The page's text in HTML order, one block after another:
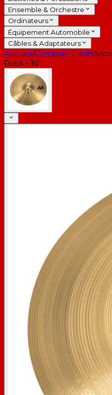
Ensemble & Orchestre
Ordinateurs
Équipement Automobile
Câbles & Adaptateurs
Accueil/Cymbale Crash/
Rock - 16"